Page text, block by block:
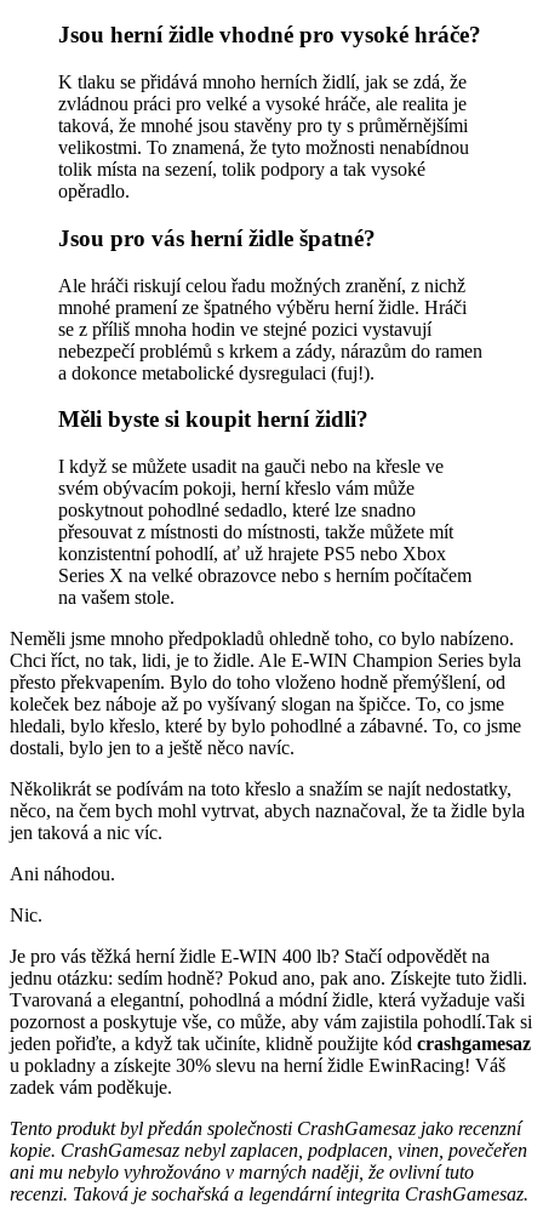
Jsou herní židle vhodné pro vysoké hráče?
K tlaku se přidává mnoho herních židlí, jak se zdá, že
zvládnou práci pro velké a vysoké hráče, ale realita je
taková, že mnohé jsou stavěny pro ty s průměrnějšími
velikostmi. To znamená, že tyto možnosti nenabídnou
tolik místa na sezení, tolik podpory a tak vysoké
opěradlo.
Jsou pro vás herní židle špatné?
Ale hráči riskují celou řadu možných zranění, z nichž
mnohé pramení ze špatného výběru herní židle. Hráči
se z příliš mnoha hodin ve stejné pozici vystavují
nebezpečí problémů s krkem a zády, nárazům do ramen
a dokonce metabolické dysregulaci (fuj!).
Měli byste si koupit herní židli?
I když se můžete usadit na gauči nebo na křesle ve
svém obývacím pokoji, herní křeslo vám může
poskytnout pohodlné sedadlo, které lze snadno
přesouvat z místnosti do místnosti, takže můžete mít
konzistentní pohodlí, ať už hrajete PS5 nebo Xbox
Series X na velké obrazovce nebo s herním počítačem
na vašem stole.
Neměli jsme mnoho předpokladů ohledně toho, co bylo nabízeno.
Chci říct, no tak, lidi, je to židle. Ale E-WIN Champion Series byla
přesto překvapením. Bylo do toho vloženo hodně přemýšlení, od
koleček bez náboje až po vyšívaný slogan na špičce. To, co jsme
hledali, bylo křeslo, které by bylo pohodlné a zábavné. To, co jsme
dostali, bylo jen to a ještě něco navíc.
Několikrát se podívám na toto křeslo a snažím se najít nedostatky,
něco, na čem bych mohl vytrvat, abych naznačoval, že ta židle byla
jen taková a nic víc.
Ani náhodou.
Nic.
Je pro vás těžká herní židle E-WIN 400 lb? Stačí odpovědět na
jednu otázku: sedím hodně? Pokud ano, pak ano. Získejte tuto židli.
Tvarovaná a elegantní, pohodlná a módní židle, která vyžaduje vaši
pozornost a poskytuje vše, co může, aby vám zajistila pohodlí.Tak si
jeden pořiďte, a když tak učiníte, klidně použijte kód crashgamesaz
u pokladny a získejte 30% slevu na herní židle EwinRacing! Váš
zadek vám poděkuje.
Tento produkt byl předán společnosti CrashGamesaz jako recenzní
kopie. CrashGamesaz nebyl zaplacen, podplacen, vinen, povečeřen
ani mu nebylo vyhrožováno v marných naději, že ovlivní tuto
recenzi. Taková je sochařská a legendární integrita CrashGamesaz.